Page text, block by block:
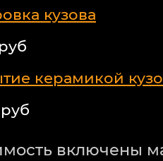
кузова
керамикой
включены